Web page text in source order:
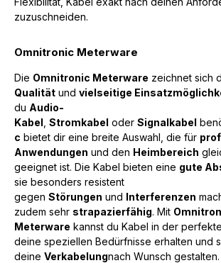
zuzuschneiden.
Omnitronic Meterware
Die Omnitronic Meterware zeichnet sich
Qualität und vielseitige
du Audio-
Kabel Stromkabel oder Signalkabel
c bietet dir eine breite Auswahl, die für
Anwendungen und den Heimbereich
geeignet ist. Die Kabel bieten eine gute
sie besonders resistent
gegen Störungen und Interferenzen
zudem sehr strapazierfähig. Mit
Meterware kannst du Kabel in der
deine speziellen Bedürfnisse erhalten und
deine Verkabelungnach Wunsch gestalten.